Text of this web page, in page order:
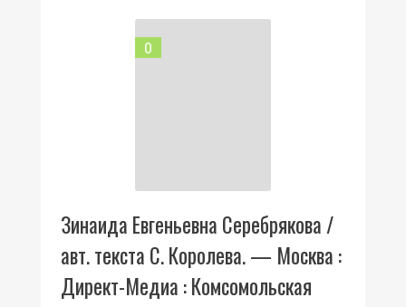
0
Зинаида Евгеньевна Серебрякова /
авт. текста С. Королева. — Москва :
Директ-Медиа : Комсомольская